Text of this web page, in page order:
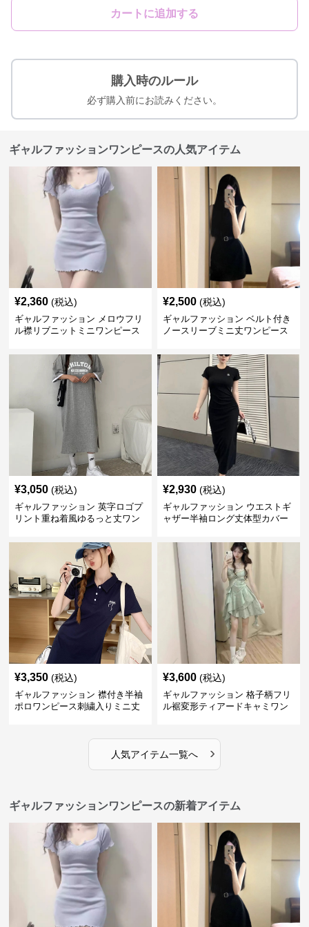
カートに追加する
購入時のルール
必ず購入前にお読みください。
ギャルファッションワンピースの人気アイテム
¥2,360 (税込)
ギャルファッション メロウフリ
ル襟リブニットミニワンピース
¥2,500 (税込)
ギャルファッション ベルト付き
ノースリーブミニ丈ワンピース
¥3,050 (税込)
ギャルファッション 英字ロゴプ
リント重ね着風ゆるっと丈ワン
¥2,930 (税込)
ギャルファッション ウエストギ
ャザー半袖ロング丈体型カバー
¥3,350 (税込)
ギャルファッション 襟付き半袖
ポロワンピース刺繍入りミニ丈
¥3,600 (税込)
ギャルファッション 格子柄フリ
ル裾変形ティアードキャミワン
人気アイテム一覧へ ›
ギャルファッションワンピースの新着アイテム